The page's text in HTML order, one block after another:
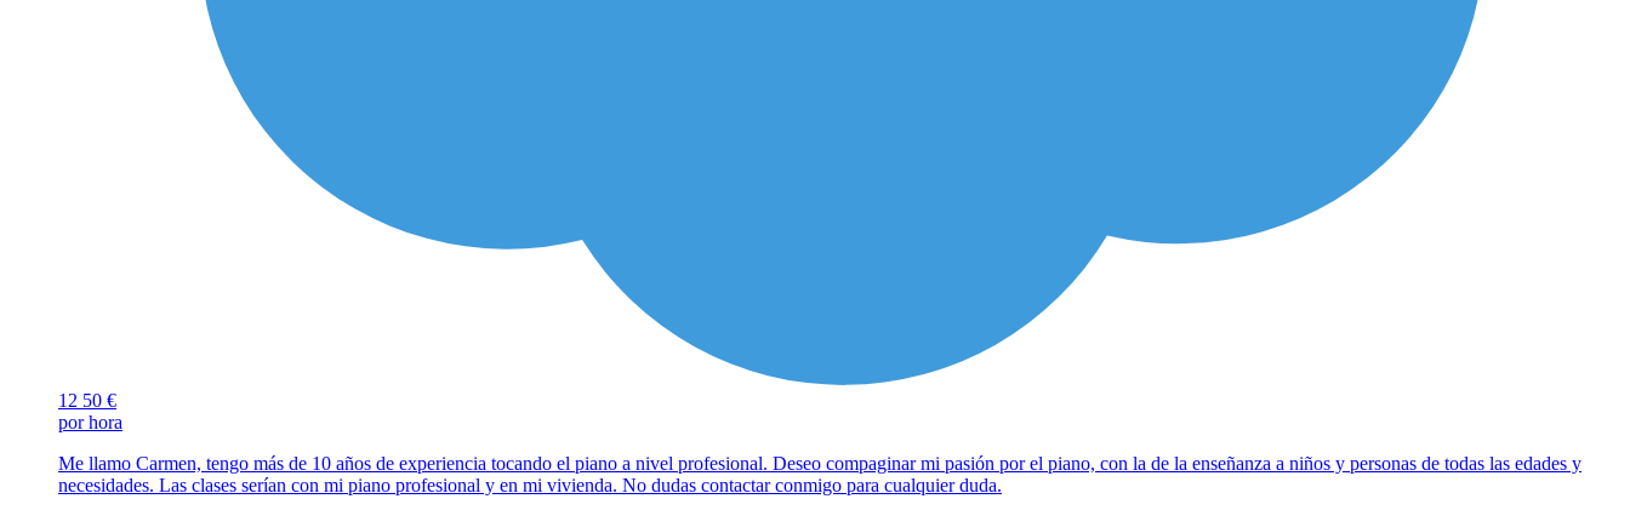
12 50 €
por hora
Me llamo Carmen, tengo más de 10 años de experiencia tocando el piano a nivel profesional. Deseo compaginar mi pasión por el piano, con la de la enseñanza a niños y personas de todas las edades y
necesidades. Las clases serían con mi piano profesional y en mi vivienda. No dudas contactar conmigo para cualquier duda.